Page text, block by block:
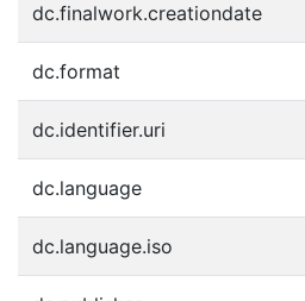
dc.finalwork.creationdate
dc.format
dc.identifier.uri
dc.language
dc.language.iso